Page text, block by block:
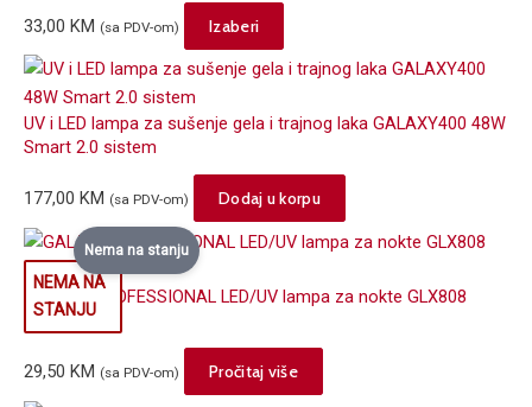
may
chosen
the
product
page
33,00 KM (sa PDV-om) Izaberi
product
has
variants.
options
may
be
on
product
page
UV i LED lampa za sušenje gela i trajnog laka GALAXY400 48W
Smart 2.0 sistem
177,00 KM (sa PDV-om) Dodaj u korpu
Nema na stanju
GALAXY PROFESSIONAL LED/UV lampa za nokte GLX808
29,50 KM (sa PDV-om) Pročitaj više